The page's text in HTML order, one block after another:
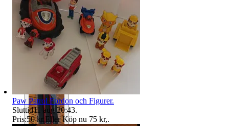
Paw Patrol Fordon och Figurer.
Sluttid11 aug 20:43.
Pris:50 kr,Eller Köp nu 75 kr,.